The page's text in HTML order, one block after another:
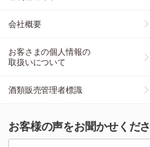
会社概要
お客さまの個人情報の
取扱いについて
酒類販売管理者標識
お客様の声をお聞かせくだ